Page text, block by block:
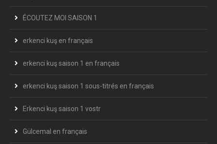
ÉCOUTEZ MOI SAISON 1
erkenci kuş en français
erkenci kuş saison 1 en français
erkenci kuş saison 1 sous-titrés en français
Erkenci kuş saison 1 vostr
Gülcemal en français